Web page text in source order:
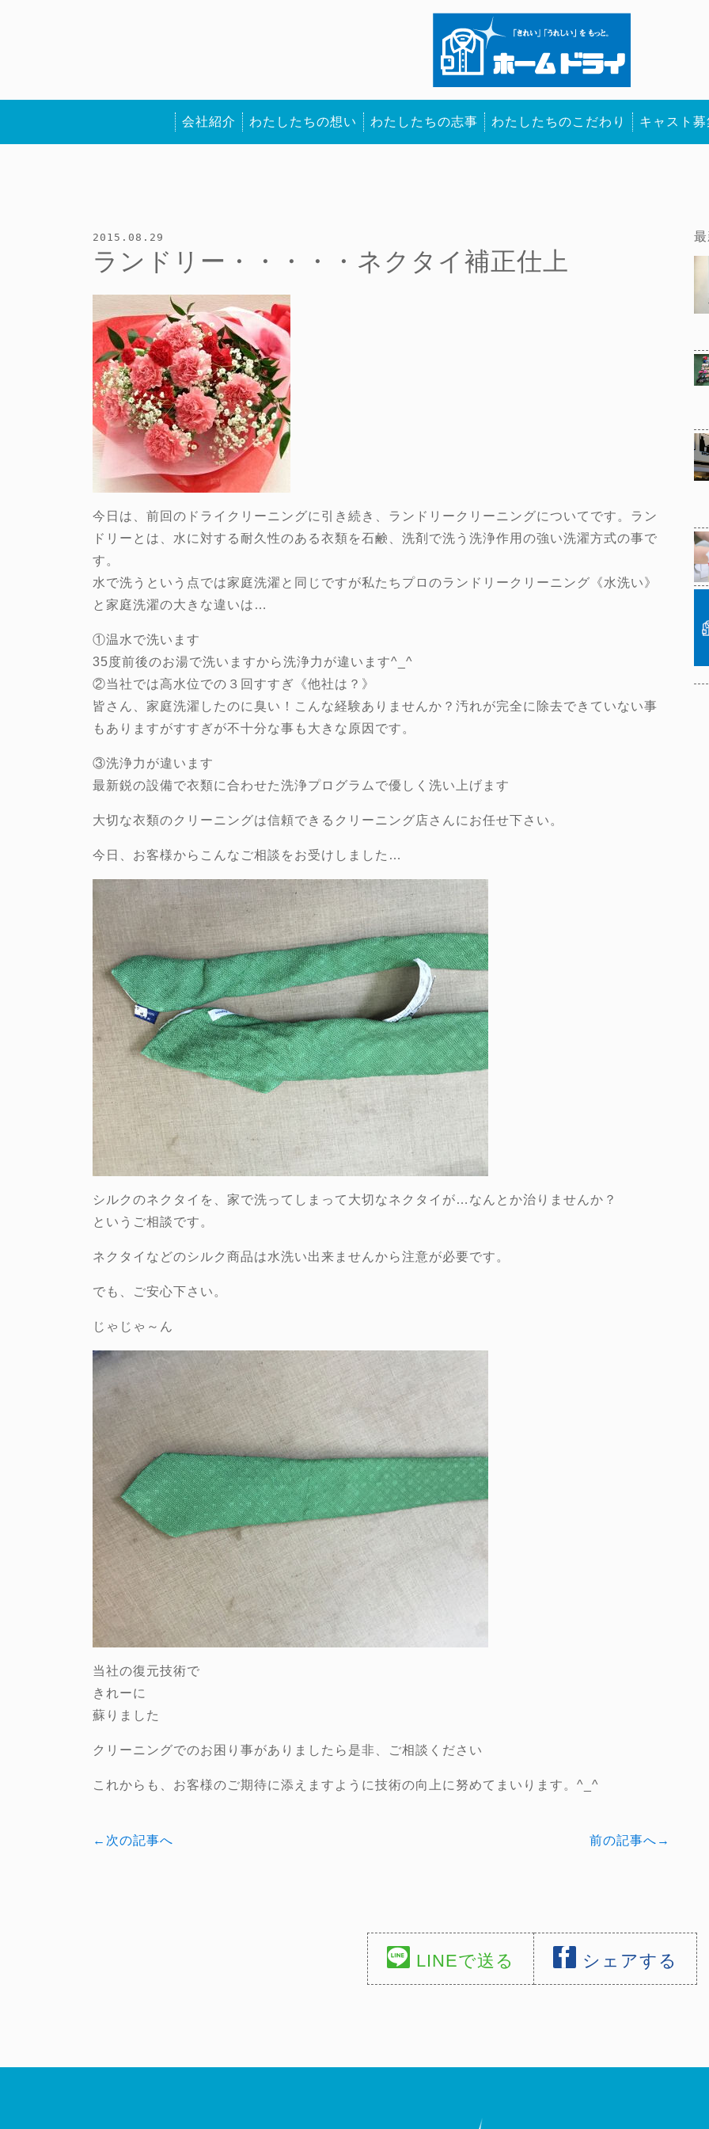
会社紹介 わたしたちの想い わたしたちの志事 わたしたちのこだわり キャスト募
2015.08.29
ランドリー・・・・・ネクタイ補正仕上
今日は、前回のドライクリーニングに引き続き、ランドリークリーニングについてです。ラン
ドリーとは、水に対する耐久性のある衣類を石鹸、洗剤で洗う洗浄作用の強い洗濯方式の事で
す。
水で洗うという点では家庭洗濯と同じですが私たちプロのランドリークリーニング《水洗い》
と家庭洗濯の大きな違いは…
①温水で洗います
35度前後のお湯で洗いますから洗浄力が違います^_^
②当社では高水位での３回すすぎ《他社は？》
皆さん、家庭洗濯したのに臭い！こんな経験ありませんか？汚れが完全に除去できていない事
もありますがすすぎが不十分な事も大きな原因です。
③洗浄力が違います
最新鋭の設備で衣類に合わせた洗浄プログラムで優しく洗い上げます
大切な衣類のクリーニングは信頼できるクリーニング店さんにお任せ下さい。
今日、お客様からこんなご相談をお受けしました…
シルクのネクタイを、家で洗ってしまって大切なネクタイが…なんとか治りませんか？
というご相談です。
ネクタイなどのシルク商品は水洗い出来ませんから注意が必要です。
でも、ご安心下さい。
じゃじゃ～ん
当社の復元技術で
きれーに
蘇りました
クリーニングでのお困り事がありましたら是非、ご相談ください
これからも、お客様のご期待に添えますように技術の向上に努めてまいります。^_^
←次の記事へ 前の記事へ→
LINEで送る シェアする